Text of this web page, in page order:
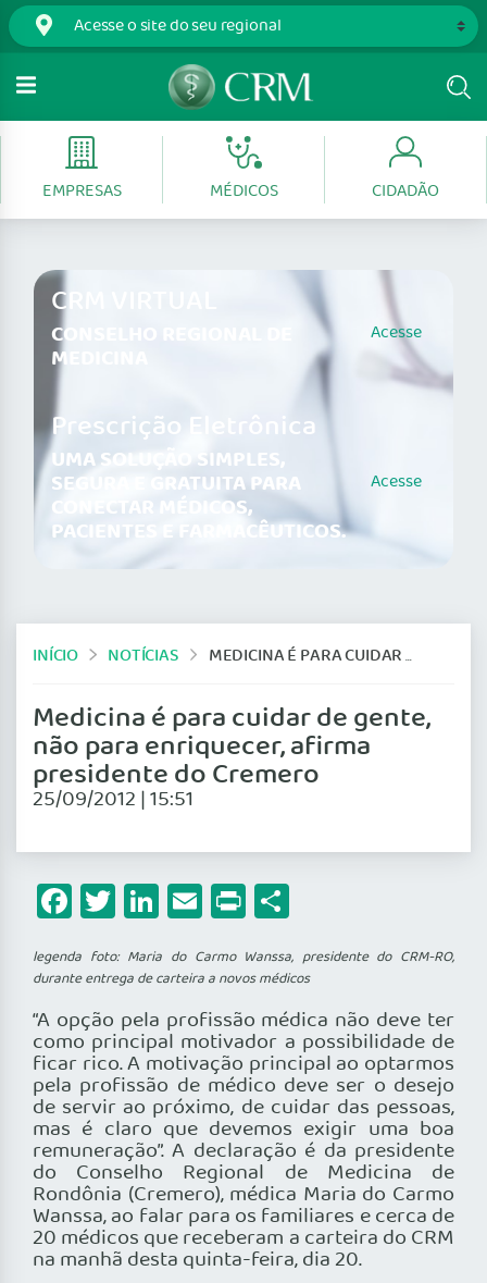
EMPRESAS MÉDICOS CIDADÃO
CRM VIRTUAL
CONSELHO REGIONAL DE
MEDICINA
Acesse
Prescrição Eletrônica
UMA SOLUÇÃO SIMPLES,
SEGURA E GRATUITA PARA
CONECTAR MÉDICOS,
PACIENTES E FARMACÊUTICOS.
Acesse
INÍCIO NOTÍCIAS MEDICINA É PARA CUIDAR DE GENTE, NÃO PARA ENRIQUECER, AFIRMA PRESIDENTE DO CREMERO
Medicina é para cuidar de gente,
não para enriquecer, afirma
presidente do Cremero
25/09/2012 | 15:51
Facebook
Twitter
LinkedIn
Email
Print
legenda foto: Maria do Carmo Wanssa, presidente do CRM-RO,
durante entrega de carteira a novos médicos
“A opção pela profissão médica não deve ter
como principal motivador a possibilidade de
ficar rico. A motivação principal ao optarmos
pela profissão de médico deve ser o desejo
de servir ao próximo, de cuidar das pessoas,
mas é claro que devemos exigir uma boa
remuneração”. A declaração é da presidente
do Conselho Regional de Medicina de
Rondônia (Cremero), médica Maria do Carmo
Wanssa, ao falar para os familiares e cerca de
20 médicos que receberam a carteira do CRM
na manhã desta quinta-feira, dia 20.